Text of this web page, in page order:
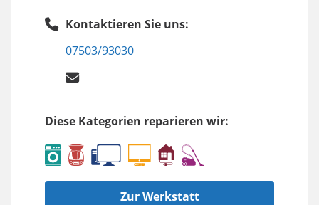
Kontaktieren Sie uns:
07503/93030
Diese Kategorien reparieren wir:
Zur Werkstatt